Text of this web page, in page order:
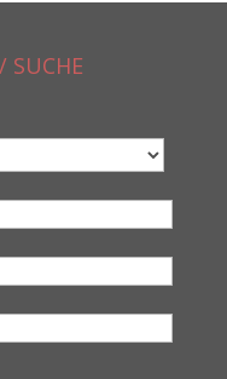
SUCHE